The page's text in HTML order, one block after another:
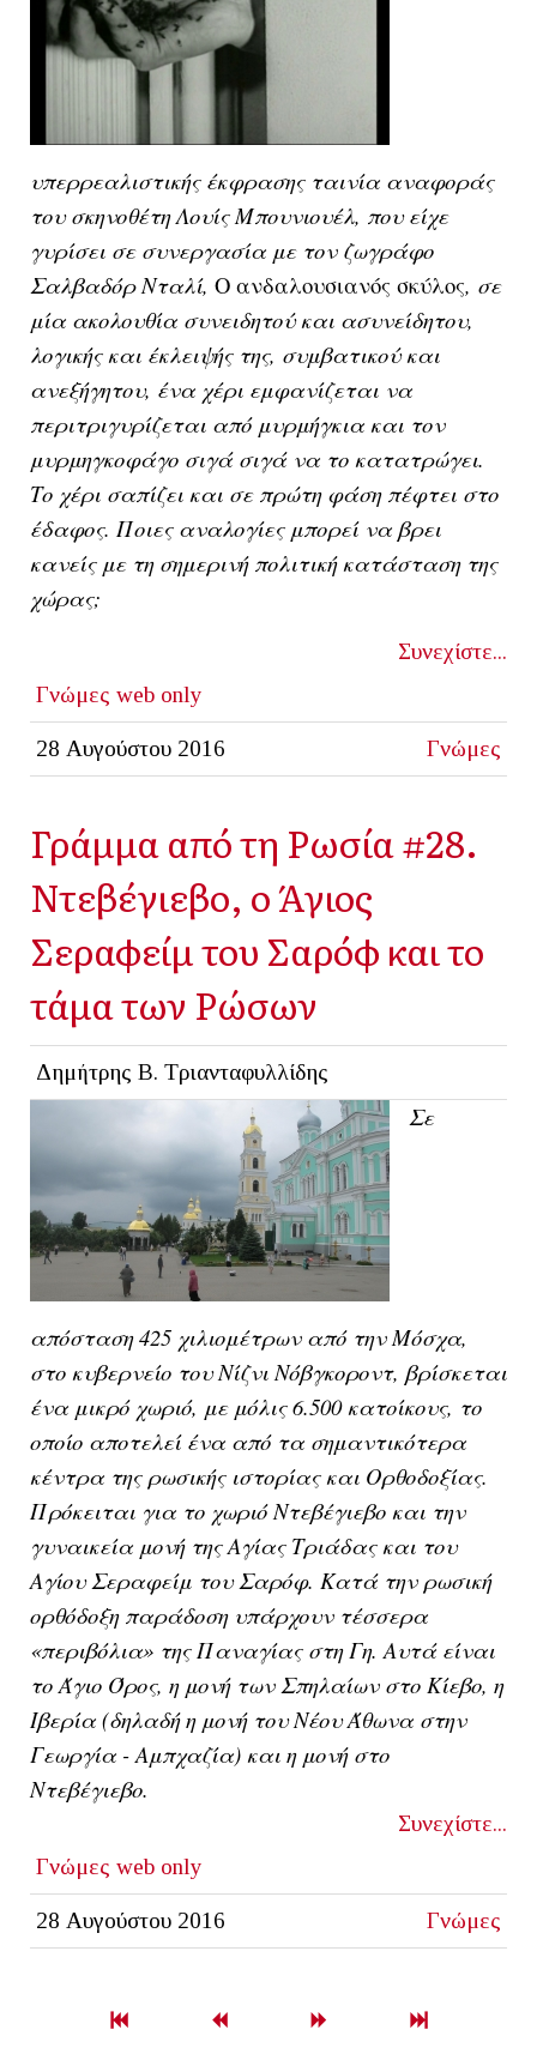
υπερρεαλιστικής έκφρασης ταινία αναφοράς
του σκηνοθέτη Λουίς Μπουνιουέλ, που είχε
γυρίσει σε συνεργασία με τον ζωγράφο
Σαλβαδόρ Νταλί, Ο ανδαλουσιανός σκύλος, σε
μία ακολουθία συνειδητού και ασυνείδητου,
λογικής και έκλειψής της, συμβατικού και
ανεξήγητου, ένα χέρι εμφανίζεται να
περιτριγυρίζεται από μυρμήγκια και τον
μυρμηγκοφάγο σιγά σιγά να το κατατρώγει.
Το χέρι σαπίζει και σε πρώτη φάση πέφτει στο
έδαφος. Ποιες αναλογίες μπορεί να βρει
κανείς με τη σημερινή πολιτική κατάσταση της
χώρας;
Συνεχίστε...
Γνώμες web only
28 Αυγούστου 2016 Γνώμες
Γράμμα από τη Ρωσία #28.
Ντεβέγιεβο, ο Άγιος
Σεραφείμ του Σαρόφ και το
τάμα των Ρώσων
Δημήτρης Β. Τριανταφυλλίδης
Σε
απόσταση 425 χιλιομέτρων από την Μόσχα,
στο κυβερνείο του Νίζνι Νόβγκοροντ, βρίσκεται
ένα μικρό χωριό, με μόλις 6.500 κατοίκους, το
οποίο αποτελεί ένα από τα σημαντικότερα
κέντρα της ρωσικής ιστορίας και Ορθοδοξίας.
Πρόκειται για το χωριό Ντεβέγιεβο και την
γυναικεία μονή της Αγίας Τριάδας και του
Αγίου Σεραφείμ του Σαρόφ. Κατά την ρωσική
ορθόδοξη παράδοση υπάρχουν τέσσερα
«περιβόλια» της Παναγίας στη Γη. Αυτά είναι
το Άγιο Όρος, η μονή των Σπηλαίων στο Κίεβο, η
Ιβερία (δηλαδή η μονή του Νέου Άθωνα στην
Γεωργία - Αμπχαζία) και η μονή στο
Ντεβέγιεβο.
Συνεχίστε...
Γνώμες web only
28 Αυγούστου 2016 Γνώμες